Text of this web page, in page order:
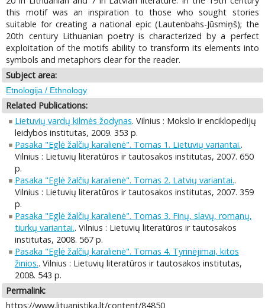
this motif was an inspiration to those who sought stories
suitable for creating a national epic (Lautenbahs-Jūsmiņš); the
20th century Lithuanian poetry is characterized by a perfect
exploitation of the motifs ability to transform its elements into
symbols and metaphors clear for the reader.
Subject area:
Etnologija / Ethnology
Related Publications:
Lietuvių vardų kilmės žodynas. Vilnius : Mokslo ir enciklopedijų
leidybos institutas, 2009. 353 p.
Pasaka "Eglė žalčių karalienė". Tomas 1. Lietuvių variantai..
Vilnius : Lietuvių literatūros ir tautosakos institutas, 2007. 650
p.
Pasaka "Eglė žalčių karalienė". Tomas 2. Latvių variantai..
Vilnius : Lietuvių literatūros ir tautosakos institutas, 2007. 359
p.
Pasaka "Eglė žalčių karalienė". Tomas 3. Finų, slavų, romanų,
tiurkų variantai.. Vilnius : Lietuvių literatūros ir tautosakos
institutas, 2008. 567 p.
Pasaka "Eglė žalčių karalienė". Tomas 4. Tyrinėjimai, kitos
žinios.. Vilnius : Lietuvių literatūros ir tautosakos institutas,
2008. 543 p.
Permalink:
https://www.lituanistika.lt/content/84850